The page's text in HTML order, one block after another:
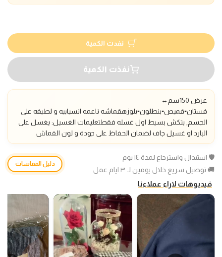
نفدت الكمية
نفذت الكمية
عرض 150سم
↔️
فستان▪️قميص▪️بنطلون▪️بلوزهقماشه ناعمه انسيابيه و لطيفه على
الجسم, بتكش بسيط اول غسله فقطتعليمات الغسيل: يغسل على
البارد او غسيل جاف لضمان الحفاظ على جودة و لون القماش
🛡️ استبدال واسترجاع لمدة ١٤ يوم
🚚 توصيل سريع خلال يومين لـ ٣ ايام عمل
دليل المقاسات
فيديوهات لاراء عملاءنا